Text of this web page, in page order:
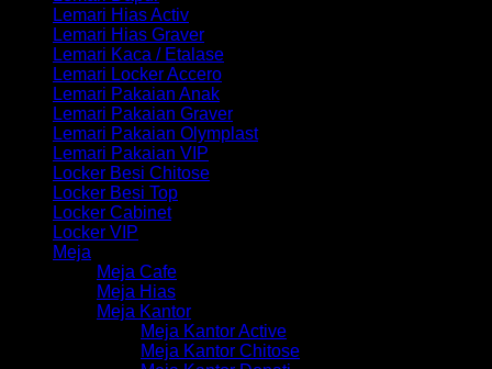
Lemari Hias Activ
Lemari Hias Graver
Lemari Kaca / Etalase
Lemari Locker Accero
Lemari Pakaian Anak
Lemari Pakaian Graver
Lemari Pakaian Olymplast
Lemari Pakaian VIP
Locker Besi Chitose
Locker Besi Top
Locker Cabinet
Locker VIP
Meja
Meja Cafe
Meja Hias
Meja Kantor
Meja Kantor Active
Meja Kantor Chitose